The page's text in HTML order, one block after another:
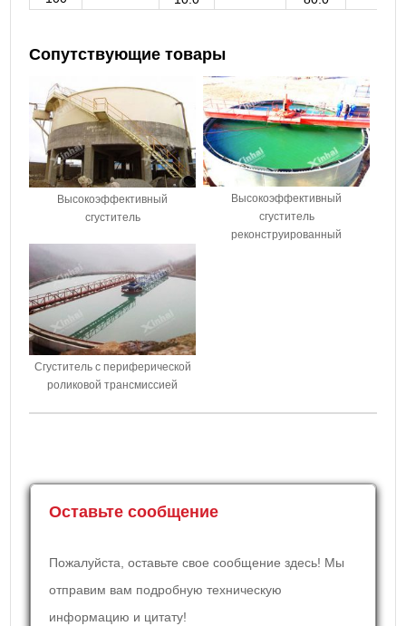
Сопутствующие товары
Высокоэффективный
сгуститель
Высокоэффективный
сгуститель
реконструированный
Сгуститель с периферической
роликовой трансмиссией
Оставьте сообщение
Пожалуйста, оставьте свое сообщение здесь! Мы
отправим вам подробную техническую
информацию и цитату!